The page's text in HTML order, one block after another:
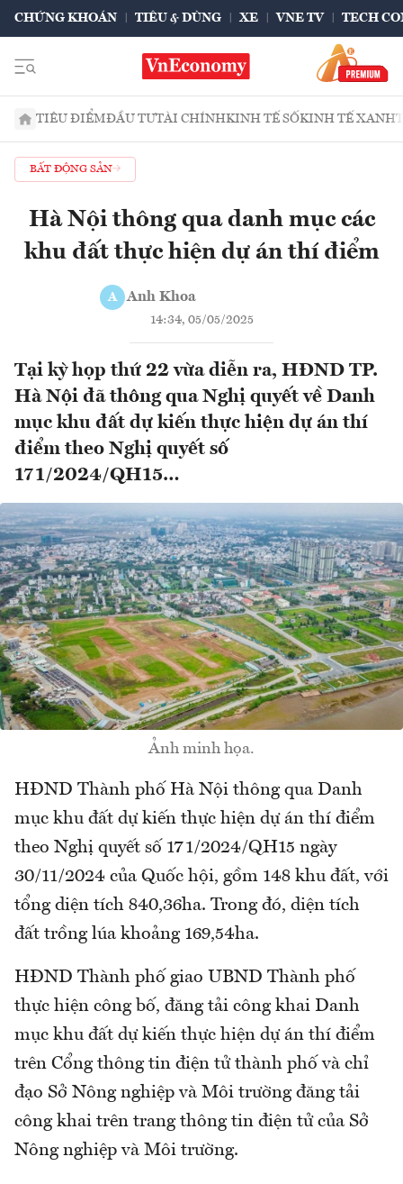
CHỨNG KHOÁN TIÊU & DÙNG XE VNE TV TECH
TIÊU ĐIỂMĐẦU TƯTÀI CHÍNHKINH TẾ SỐKINH TẾ XANH
BẤT ĐỘNG SẢN
Hà Nội thông qua danh mục các
khu đất thực hiện dự án thí điểm
A Anh Khoa
14:34, 05/05/2025
Tại kỳ họp thứ 22 vừa diễn ra, HĐND TP.
Hà Nội đã thông qua Nghị quyết về Danh
mục khu đất dự kiến thực hiện dự án thí
điểm theo Nghị quyết số
171/2024/QH15…
Ảnh minh họa.
HĐND Thành phố Hà Nội thông qua Danh
mục khu đất dự kiến thực hiện dự án thí điểm
theo Nghị quyết số 171/2024/QH15 ngày
30/11/2024 của Quốc hội, gồm 148 khu đất, với
tổng diện tích 840,36ha. Trong đó, diện tích
đất trồng lúa khoảng 169,54ha.
HĐND Thành phố giao UBND Thành phố
thực hiện công bố, đăng tải công khai Danh
mục khu đất dự kiến thực hiện dự án thí điểm
trên Cổng thông tin điện tử thành phố và chỉ
đạo Sở Nông nghiệp và Môi trường đăng tải
công khai trên trang thông tin điện tử của Sở
Nông nghiệp và Môi trường.